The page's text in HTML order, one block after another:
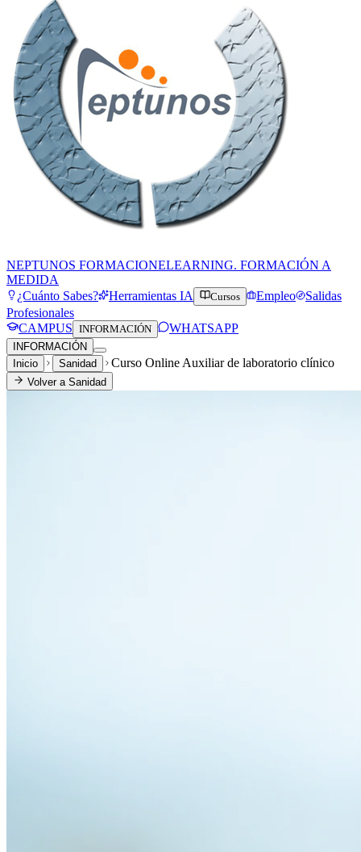
NEPTUNOS FORMACIONELEARNING. FORMACIÓN A
MEDIDA
¿Cuánto Sabes?
Herramientas IA Cursos Empleo
Salidas
Profesionales
CAMPUS INFORMACIÓN WHATSAPP
INFORMACIÓN
Inicio
Sanidad Curso Online Auxiliar de laboratorio clínico
Volver a Sanidad